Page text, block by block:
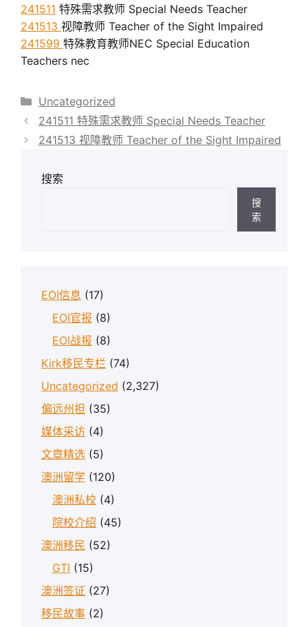
241511 特殊需求教师 Special Needs Teacher
241513 视障教师 Teacher of the Sight Impaired
241599 特殊教育教师NEC Special Education
Teachers nec
分
类
Uncategorized
241511 特殊需求教师 Special Needs Teacher
241513 视障教师 Teacher of the Sight Impaired
搜索
搜
索
EOI信息 (17)
EOI官报 (8)
EOI战报 (8)
Kirk移民专栏 (74)
Uncategorized (2,327)
偏远州担 (35)
媒体采访 (4)
文章精选 (5)
澳洲留学 (120)
澳洲私校 (4)
院校介绍 (45)
澳洲移民 (52)
GTI (15)
澳洲签证 (27)
移民故事 (2)